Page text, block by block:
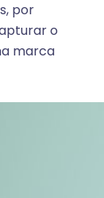
por
o
marca